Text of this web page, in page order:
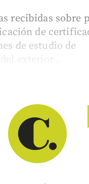
recibidas sobre
de
de estudio de
exterior...